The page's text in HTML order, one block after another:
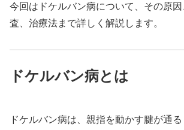
今回はドケルバン病について、その原
査、治療法まで詳しく解説します。
ドケルバン病とは
ドケルバン病は、親指を動かす腱が通る